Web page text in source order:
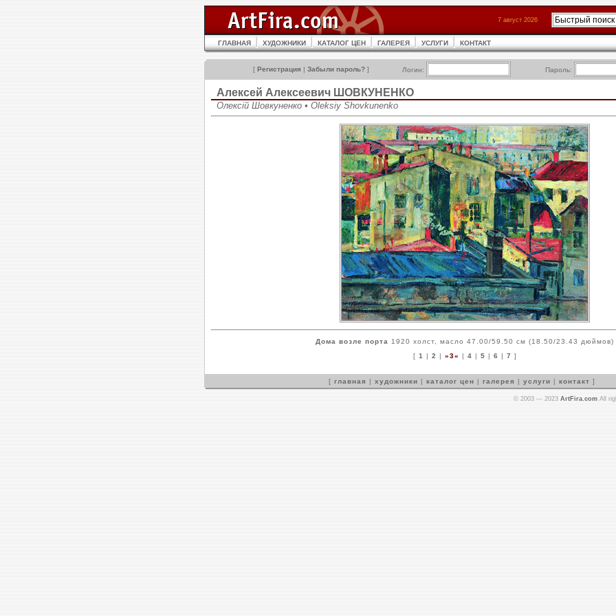
7 август 2026
ГЛАВНАЯ ХУДОЖНИКИ КАТАЛОГ ЦЕН ГАЛЕРЕЯ УСЛУГИ КОНТАКТ
[ Регистрация | Забыли пароль? ] Логин: Пароль:
Алексей Алексеевич ШОВКУНЕНКО
Олексій Шовкуненко • Oleksiy Shovkunenko
Дома возле порта
1920 холст, масло 47.00/59.50 см (18.50/23.43 дюймов)
[ 1 | 2 | »3« | 4 | 5 | 6 | 7 ]
[ главная | художники | каталог цен | галерея | услуги | контакт ]
© 2003 — 2023 ArtFira.com All